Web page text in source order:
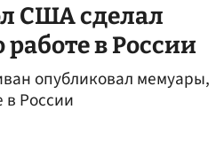
США сделал
в России
опубликовал мемуары,
России